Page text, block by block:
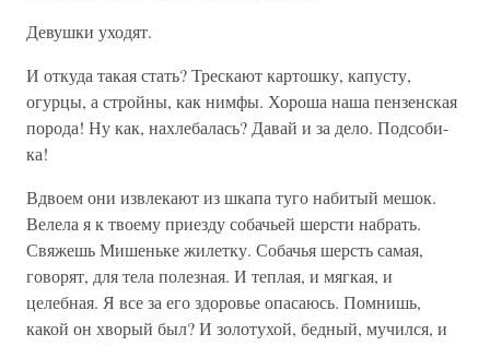
Девушки уходят.
И откуда такая стать? Трескают картошку, капусту,
огурцы, а стройны, как нимфы. Хороша наша пензенская
порода! Ну как, нахлебалась? Давай и за дело. Подсоби-
ка!
Вдвоем они извлекают из шкапа туго набитый мешок.
Велела я к твоему приезду собачьей шерсти набрать.
Свяжешь Мишеньке жилетку. Собачья шерсть самая,
говорят, для тела полезная. И теплая, и мягкая, и
целебная. Я все за его здоровье опасаюсь. Помнишь,
какой он хворый был? И золотухой, бедный, мучился, и